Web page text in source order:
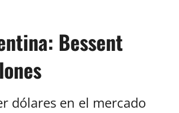
Bessent
dólares en el mercado